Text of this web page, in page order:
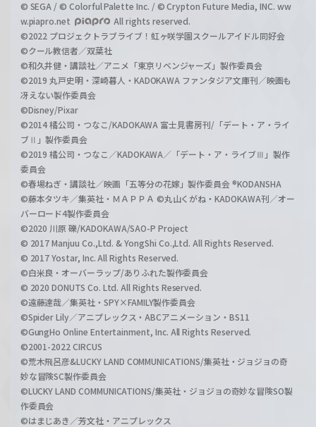
© SEGA / © Colorful Palette Inc. / © Crypton Future Media, INC. ww
w.piapro.net
All rights reserved.
©2022 プロジェクトラブライブ！虹ヶ咲学園スクールアイドル同好会
©クール教信者／双葉社
©和久井健・講談社／アニメ「東京リベンジャーズ」製作委員会
©2019 丸戸史明・深崎暮人・KADOKAWA ファンタジア文庫刊／映画も
冴えない製作委員会
©Disney/Pixar
©2014 橘公司・つなこ/KADOKAWA 富士見書房刊/「デート・ア・ライ
ブⅡ」製作委員会
©2019 橘公司・つなこ／KADOKAWA／「デート・ア・ライブⅢ」製作
委員会
©春場ねぎ・講談社／映画「五等分の花嫁」製作委員会 ®KODANSHA
©藤本タツキ／集英社・ＭＡＰＰＡ ©丸山くがね・KADOKAWA刊／オー
バーロード4製作委員会
©2020 川原 礫/KADOKAWA/SAO-P Project
© 2017 Manjuu Co.,Ltd. & YongShi Co.,Ltd. All Rights Reserved.
© 2017 Yostar, Inc. All Rights Reserved.
©白米良・オーバーラップ/ありふれた製作委員会
© 2020 DONUTS Co. Ltd. All Rights Reserved.
©遠藤達哉／集英社・SPY×FAMILY製作委員会
©Spider Lily／アニプレックス・ABCアニメーション・BS11
©GungHo Online Entertainment, Inc. All Rights Reserved.
©2001-2022 CIRCUS
©荒木飛呂彦&LUCKY LAND COMMUNICATIONS/集英社・ジョジョの奇
妙な冒険SC製作委員会
©LUCKY LAND COMMUNICATIONS/集英社・ジョジョの奇妙な冒険SO製
作委員会
©はまじあき／芳文社・アニプレックス